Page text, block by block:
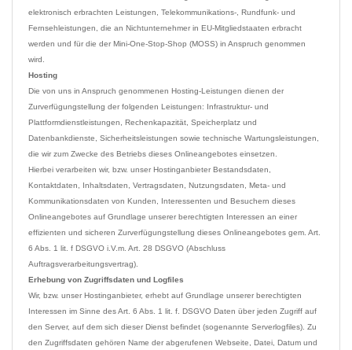
elektronisch erbrachten Leistungen, Telekommunikations-, Rundfunk- und
Fernsehleistungen, die an Nichtunternehmer in EU-Mitgliedstaaten erbracht
werden und für die der Mini-One-Stop-Shop (MOSS) in Anspruch genommen
Hosting
Die von uns in Anspruch genommenen Hosting-Leistungen dienen der
Zurverfügungstellung der folgenden Leistungen: Infrastruktur- und
Plattformdienstleistungen, Rechenkapazität, Speicherplatz und
Datenbankdienste, Sicherheitsleistungen sowie technische Wartungsleistungen,
die wir zum Zwecke des Betriebs dieses Onlineangebotes einsetzen.
Hierbei verarbeiten wir, bzw. unser Hostinganbieter Bestandsdaten,
Kontaktdaten, Inhaltsdaten, Vertragsdaten, Nutzungsdaten, Meta- und
Kommunikationsdaten von Kunden, Interessenten und Besuchern dieses
Onlineangebotes auf Grundlage unserer berechtigten Interessen an einer
effizienten und sicheren Zurverfügungstellung dieses Onlineangebotes gem. Art.
6 Abs. 1 lit. f DSGVO i.V.m. Art. 28 DSGVO (Abschluss
Erhebung von Zugriffsdaten und Logfiles
Wir, bzw. unser Hostinganbieter, erhebt auf Grundlage unserer berechtigten
Interessen im Sinne des Art. 6 Abs. 1 lit. f. DSGVO Daten über jeden Zugriff auf
den Server, auf dem sich dieser Dienst befindet (sogenannte Serverlogfiles). Zu
den Zugriffsdaten gehören Name der abgerufenen Webseite, Datei, Datum und